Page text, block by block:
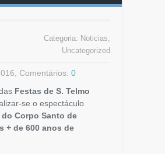
Categoria: Noticias
Uncategorized
Comentários: 0
Festas de S. Telmo
se o espectáculo
do Corpo Santo de
+ de 600 anos de